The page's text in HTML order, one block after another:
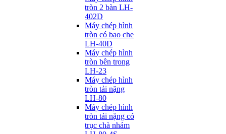
tròn 2 bàn LH-
402D
Máy chép hình
tròn có bao che
LH-40D
Máy chép hình
tròn bên trong
LH-23
Máy chép hình
tròn tải nặng
LH-80
Máy chép hình
tròn tải nặng có
trục chà nhám